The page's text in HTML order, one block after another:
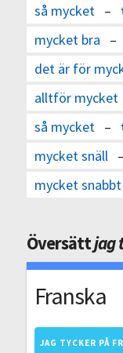
så mycket –
mycket bra –
det är för
alltför mycket
så mycket –
mycket snäll
mycket snabbt
Översättjag
Franska
JAG TYCKER PÅ